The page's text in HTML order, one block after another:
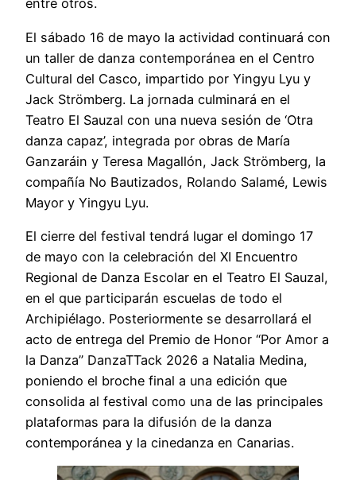
entre otros.
El sábado 16 de mayo la actividad continuará con
un taller de danza contemporánea en el Centro
Cultural del Casco, impartido por Yingyu Lyu y
Jack Strömberg. La jornada culminará en el
Teatro El Sauzal con una nueva sesión de ‘Otra
danza capaz’, integrada por obras de María
Ganzaráin y Teresa Magallón, Jack Strömberg, la
compañía No Bautizados, Rolando Salamé, Lewis
Mayor y Yingyu Lyu.
El cierre del festival tendrá lugar el domingo 17
de mayo con la celebración del XI Encuentro
Regional de Danza Escolar en el Teatro El Sauzal,
en el que participarán escuelas de todo el
Archipiélago. Posteriormente se desarrollará el
acto de entrega del Premio de Honor “Por Amor a
la Danza” DanzaTTack 2026 a Natalia Medina,
poniendo el broche final a una edición que
consolida al festival como una de las principales
plataformas para la difusión de la danza
contemporánea y la cinedanza en Canarias.